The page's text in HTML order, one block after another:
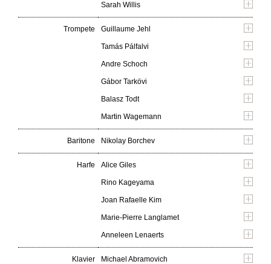
Sarah Willis
Trompete Guillaume Jehl
Tamás Pálfalvi
Andre Schoch
Gábor Tarkövi
Balasz Todt
Martin Wagemann
Baritone Nikolay Borchev
Harfe Alice Giles
Rino Kageyama
Joan Rafaelle Kim
Marie-Pierre Langlamet
Anneleen Lenaerts
Klavier Michael Abramovich